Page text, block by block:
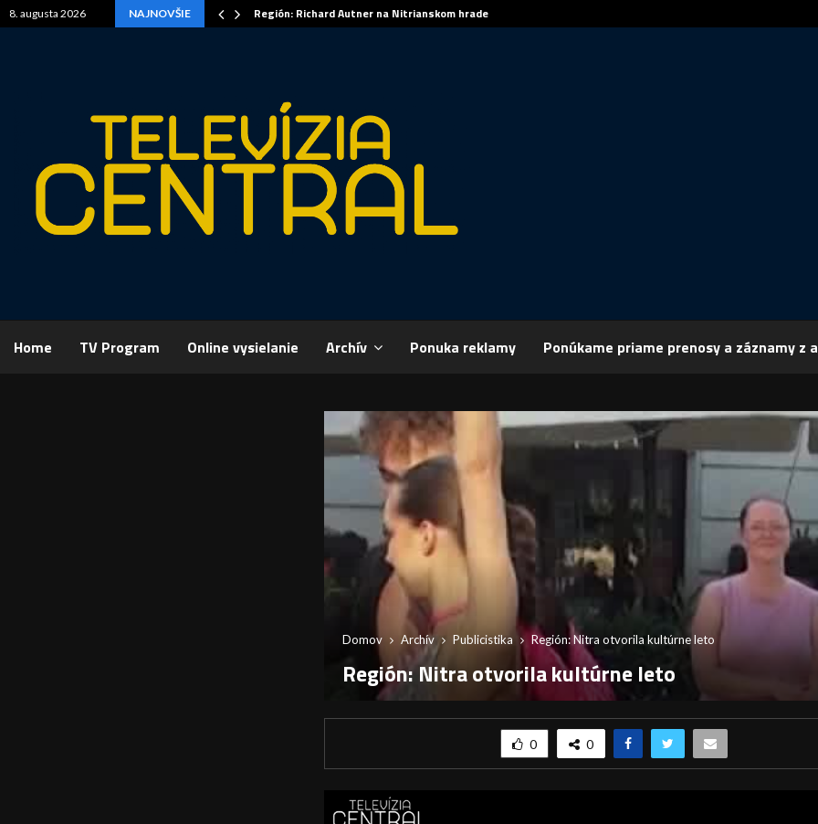
8. augusta 2026 NAJNOVŠIE Región: Richard Autner na Nitrianskom hrade
Home TV Program Online vysielanie Archív Ponuka reklamy Ponúkame priame prenosy a záznamy z
Domov Archív Publicistika Región: Nitra otvorila kultúrne leto
Región: Nitra otvorila kultúrne leto
0 0